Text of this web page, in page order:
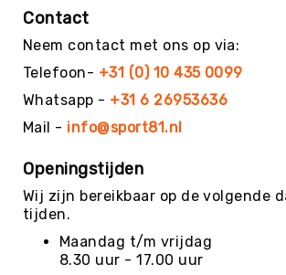
(MTB)
Oriëntatie
Padel
Pickleball
Poull
Ball
Roundnet
Rugby
Contact
Neem contact met ons op via:
Telefoon- +31 (0) 10 435 0099
Whatsapp - +31 6 26953636
Mail - info@sport81.nl
Openingstijden
Wij zijn bereikbaar op de volgende
tijden.
Maandag t/m vrijdag
8.30 uur - 17.00 uur